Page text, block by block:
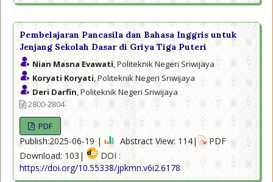
Pembelajaran Pancasila dan Bahasa Inggris untuk
Jenjang Sekolah Dasar di Griya Tiga Puteri
Nian Masna Evawati, Politeknik Negeri Sriwijaya
Koryati Koryati, Politeknik Negeri Sriwijaya
Deri Darfin, Politeknik Negeri Sriwijaya
2800-2804
PDF
Publish:2025-06-19 | Abstract View: 114|
PDF
Download: 103|
DOI :
https://doi.org/10.55338/jpkmn.v6i2.6178